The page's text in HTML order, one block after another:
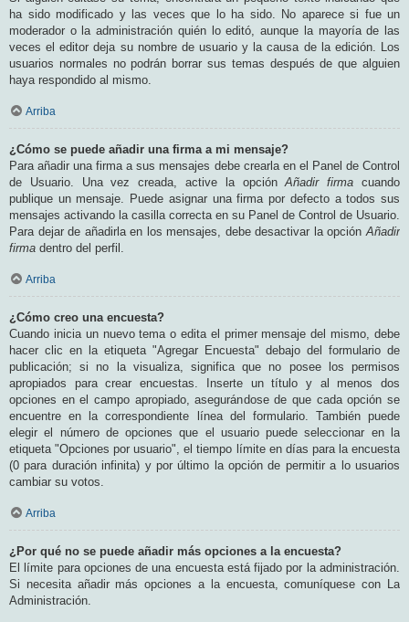
ha sido modificado y las veces que lo ha sido. No aparece si fue un
moderador o la administración quién lo editó, aunque la mayoría de las
veces el editor deja su nombre de usuario y la causa de la edición. Los
usuarios normales no podrán borrar sus temas después de que alguien
haya respondido al mismo.
Arriba
¿Cómo se puede añadir una firma a mi mensaje?
Para añadir una firma a sus mensajes debe crearla en el Panel de Control
de Usuario. Una vez creada, active la opciónAñadir firma cuando
publique un mensaje. Puede asignar una firma por defecto a todos sus
mensajes activando la casilla correcta en su Panel de Control de Usuario.
Para dejar de añadirla en los mensajes, debe desactivar la opciónAñadir
firma dentro del perfil.
Arriba
¿Cómo creo una encuesta?
Cuando inicia un nuevo tema o edita el primer mensaje del mismo, debe
hacer clic en la etiqueta "Agregar Encuesta" debajo del formulario de
publicación; si no la visualiza, significa que no posee los permisos
apropiados para crear encuestas. Inserte un título y al menos dos
opciones en el campo apropiado, asegurándose de que cada opción se
encuentre en la correspondiente línea del formulario. También puede
elegir el número de opciones que el usuario puede seleccionar en la
etiqueta "Opciones por usuario", el tiempo límite en días para la encuesta
(0 para duración infinita) y por último la opción de permitir a lo usuarios
cambiar su votos.
Arriba
¿Por qué no se puede añadir más opciones a la encuesta?
El límite para opciones de una encuesta está fijado por la administración.
Si necesita añadir más opciones a la encuesta, comuníquese con La
Administración.